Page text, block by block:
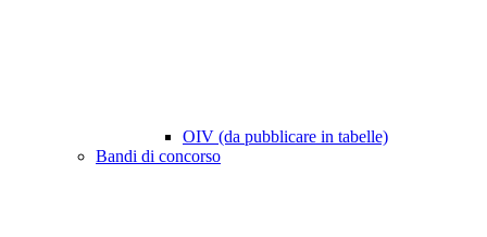
OIV (da pubblicare in tabelle)
Bandi di concorso